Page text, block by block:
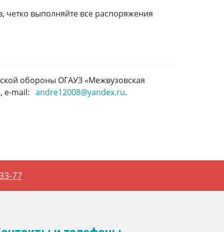
выполняйте все распоряжения
обороны ОГАУЗ «Межвузовская
e-mail: andre12008@yandex.ru.
77